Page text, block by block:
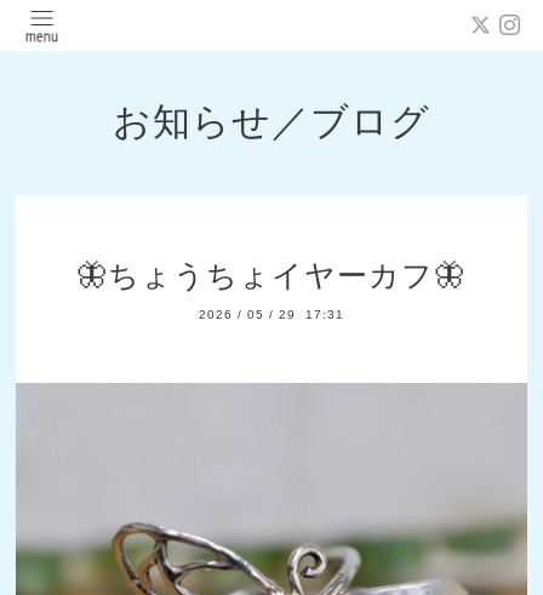
お知らせ／ブログ
🦋ちょうちょイヤーカフ🦋
2026 / 05 / 29 17:31